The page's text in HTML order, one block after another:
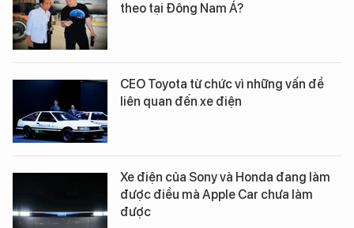
theo tại Đông Nam Á?
CEO Toyota từ chức vì những vấn đề
liên quan đến xe điện
Xe điện của Sony và Honda đang làm
được điều mà Apple Car chưa làm
được